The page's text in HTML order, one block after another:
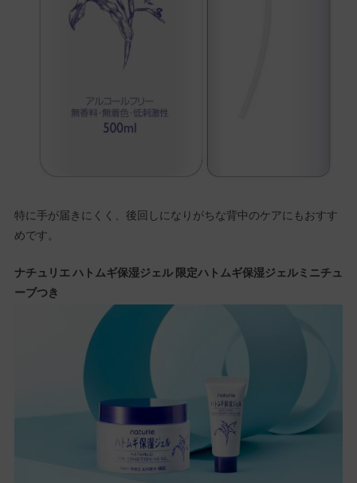
特に手が届きにくく、後回しになりがちな背中のケアにもおすす
めです。
ナチュリエ ハトムギ保湿ジェル 限定ハトムギ保湿ジェルミニチュ
ーブつき